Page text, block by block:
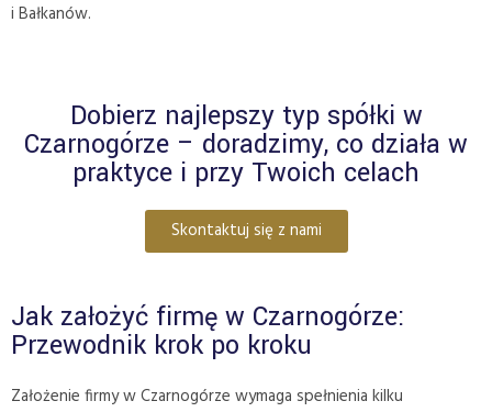
i Bałkanów.
Dobierz najlepszy typ spółki w
Czarnogórze – doradzimy, co działa w
praktyce i przy Twoich celach
Skontaktuj się z nami
Jak założyć firmę w Czarnogórze:
Przewodnik krok po kroku
Założenie firmy w Czarnogórze wymaga spełnienia kilku